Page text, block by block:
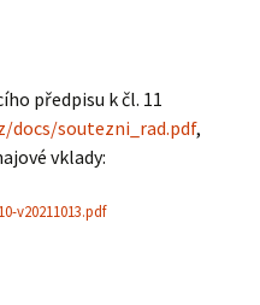
předpisu k čl. 11
docs/soutezni_rad.pdf,
vklady:
v20211013.pdf